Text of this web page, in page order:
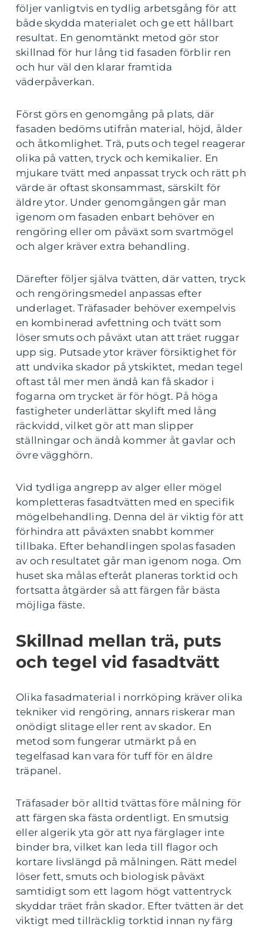
följer vanligtvis en tydlig arbetsgång för att
både skydda materialet och ge ett hållbart
resultat. En genomtänkt metod gör stor
skillnad för hur lång tid fasaden förblir ren
och hur väl den klarar framtida
väderpåverkan.
Först görs en genomgång på plats, där
fasaden bedöms utifrån material, höjd, ålder
och åtkomlighet. Trä, puts och tegel reagerar
olika på vatten, tryck och kemikalier. En
mjukare tvätt med anpassat tryck och rätt ph
värde är oftast skonsammast, särskilt för
äldre ytor. Under genomgången går man
igenom om fasaden enbart behöver en
rengöring eller om påväxt som svartmögel
och alger kräver extra behandling.
Därefter följer själva tvätten, där vatten, tryck
och rengöringsmedel anpassas efter
underlaget. Träfasader behöver exempelvis
en kombinerad avfettning och tvätt som
löser smuts och påväxt utan att träet ruggar
upp sig. Putsade ytor kräver försiktighet för
att undvika skador på ytskiktet, medan tegel
oftast tål mer men ändå kan få skador i
fogarna om trycket är för högt. På höga
fastigheter underlättar skylift med lång
räckvidd, vilket gör att man slipper
ställningar och ändå kommer åt gavlar och
övre vägghörn.
Vid tydliga angrepp av alger eller mögel
kompletteras fasadtvätten med en specifik
mögelbehandling. Denna del är viktig för att
förhindra att påväxten snabbt kommer
tillbaka. Efter behandlingen spolas fasaden
av och resultatet går man igenom noga. Om
huset ska målas efteråt planeras torktid och
fortsatta åtgärder så att färgen får bästa
möjliga fäste.
Skillnad mellan trä, puts
och tegel vid fasadtvätt
Olika fasadmaterial i norrköping kräver olika
tekniker vid rengöring, annars riskerar man
onödigt slitage eller rent av skador. En
metod som fungerar utmärkt på en
tegelfasad kan vara för tuff för en äldre
träpanel.
Träfasader bör alltid tvättas före målning för
att färgen ska fästa ordentligt. En smutsig
eller algerik yta gör att nya färglager inte
binder bra, vilket kan leda till flagor och
kortare livslängd på målningen. Rätt medel
löser fett, smuts och biologisk påväxt
samtidigt som ett lagom högt vattentryck
skyddar träet från skador. Efter tvätten är det
viktigt med tillräcklig torktid innan ny färg